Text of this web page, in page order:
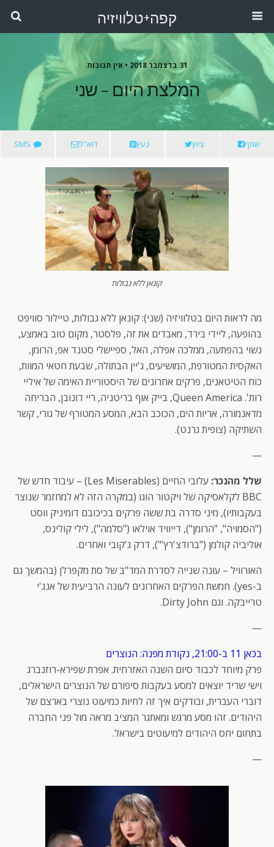
קפה+טלוויזיה
31 בדצמבר 2018 • אין תגובות
המלצת היום – שני
שתף ציוץ נעץ דוא"ל SMS
קונאן ללא גבולות
מה לראות היום בטלוויזיה (שני): קונאן ללא גבולות, טיילור סוויפט
בהופעה, ליידי בירד, מאבדים את זה, פלסטר, מקום טוב באמצע,
נשוי בהפתעה, ממלכה אפלה, האל, ספיישלי סטנד אפ, הרומן,
האקסית המטורפת, המושיעים, ג'יין הבתולה, שבעת חטאי המוות,
כוח הטיטאנים, פרקים אחרונים של היסטוריית האימה של איליי
רות'. Queen America, בייק אוף בריטניה, ריי דונובן, הבריחה
מדאנמורה, אריות הים, הכוכב הבא, המסע המטורף של גורי, קשר
השתיקה (צופית גרנט).
—
שלל מהנכר:
עלובי החיים (Les Miserables) – עיבוד חדש של
BBC לקלאסיקה של ויקטור הוגו (במקרה הזה לא למחזמר שנוצר
בעקבותיו), מיני סדרה בת ששה פרקים בכיכובם דומיניק ווסט
("הסמויה", "הרומן"), דייוויד אוילאו ("סלמה"), לילי קולינס,
אוליביה קולמן ("ברודצ'רץ'"), דרק ג'קובי ואחרים.
האורוויל – עונה שנייה לסדרת המד"ב של סת מקפרלן (בהמשך גם
ב-yes). חמשת הפרקים האחרונים לעונה הרביעית של אנג'י
טרייבקה. וגם Dirty John.
—
בכאן 11 ב-21:00, נקודת מפנה: הנוצרים
פרק מיוחד לכבוד סיום השנה האזרחית. אפרת שפירא-רוזנברג
וישי שריד יוצאים למסע בעקבות סיפורם של הנוצרים הישראלים,
דוברי העברית, ובודקים איך זה לחיות כמיעוט נוצרי בארצם של
היהודים. זהו מסע מרגש ומאתגר המציב מראה מול פני החברה
בתחום יחס היהודים למיעוטים בישראל.
—